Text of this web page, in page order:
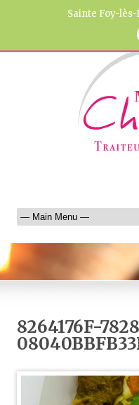
Sainte Foy-lès-
8264176F-